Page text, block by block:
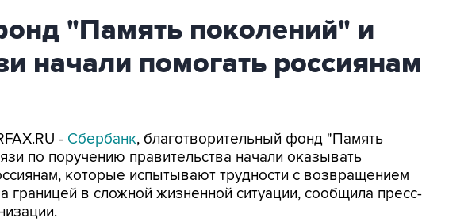
"Память поколений" и
начали помогать россиянам
- Сбербанк, благотворительный фонд "Память
по поручению правительства начали оказывать
которые испытывают трудности с возвращением
границей в сложной жизненной ситуации, сообщила пресс-